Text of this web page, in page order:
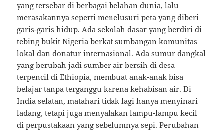
yang tersebar di berbagai belahan dunia, lalu
merasakannya seperti menelusuri peta yang diberi
garis-garis hidup. Ada sekolah dasar yang berdiri di
tebing bukit Nigeria berkat sumbangan komunitas
lokal dan donatur internasional. Ada sumur dangkal
yang berubah jadi sumber air bersih di desa
terpencil di Ethiopia, membuat anak-anak bisa
belajar tanpa terganggu karena kehabisan air. Di
India selatan, matahari tidak lagi hanya menyinari
ladang, tetapi juga menyalakan lampu-lampu kecil
di perpustakaan yang sebelumnya sepi. Perubahan